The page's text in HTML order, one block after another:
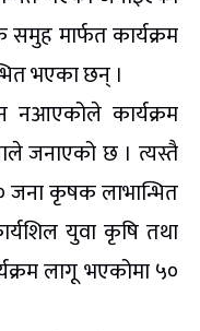
मार्फत कार्यक्रम
भएका छन् ।
नआएकोले कार्यक्रम
जनाएको छ । त्यस्तै
जना कृषक लाभान्भित
युवा कृषि तथा
लागू भएकोमा ५०